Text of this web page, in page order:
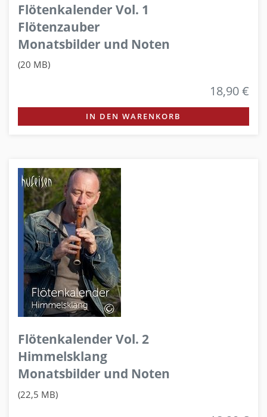
Flötenkalender Vol. 1
Flötenzauber
Monatsbilder und Noten
(20 MB)
18,90 €
IN DEN WARENKORB
Flötenkalender Vol. 2
Himmelsklang
Monatsbilder und Noten
(22,5 MB)